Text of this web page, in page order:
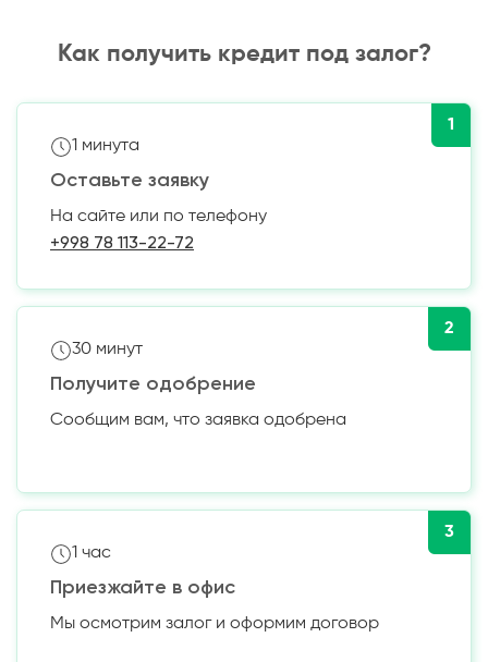
Как получить кредит под залог?
1
1 минута
Оставьте заявку
На сайте или по телефону
+998 78 113-22-72
2
30 минут
Получите одобрение
Сообщим вам, что заявка одобрена
3
1 час
Приезжайте в офис
Мы осмотрим залог и оформим договор